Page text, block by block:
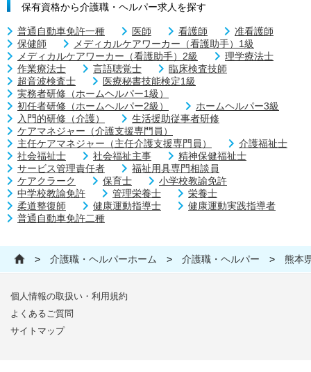
保有資格から介護職・ヘルパー求人を探す
普通自動車免許一種 医師 看護師
准看護師
保健師
メディカルケアワーカー（看護助手）1級
メディカルケアワーカー（看護助手）2級
理学療法士
作業療法士
言語聴覚士
臨床検査技師
超音波検査士
医療秘書技能検定1級
実務者研修（ホームヘルパー1級）
初任者研修（ホームヘルパー2級）
ホームヘルパー3級
入門的研修（介護）
生活援助従事者研修
ケアマネジャー（介護支援専門員）
主任ケアマネジャー（主任介護支援専門員）
介護福祉士
社会福祉士
社会福祉主事
精神保健福祉士
サービス管理責任者
福祉用具専門相談員
ケアクラーク
保育士
小学校教諭免許
中学校教諭免許
管理栄養士
栄養士
柔道整復師
健康運動指導士
健康運動実践指導者
普通自動車免許二種
> 介護職・ヘルパーホーム > 介護職・ヘルパー > 熊本
個人情報の取扱い・利用規約
よくあるご質問
サイトマップ